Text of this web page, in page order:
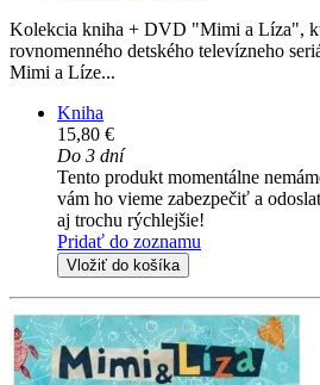
Kolekcia kniha + DVD "Mimi a Líza",
rovnomenného detského televízneho
Mimi a Líze...
Kniha
15,80 €
Do 3 dní
Tento produkt momentálne
vám ho vieme zabezpečiť a
aj trochu rýchlejšie!
Pridať do zoznamu
Vložiť do košíka